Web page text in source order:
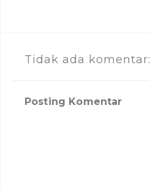
Tidak ada komentar:
Posting Komentar